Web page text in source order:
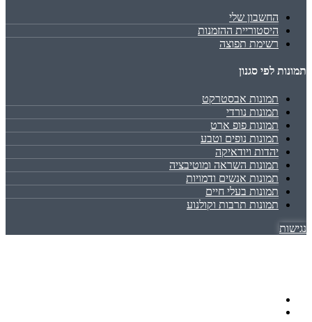
החשבון שלי
היסטוריית ההזמנות
רשימת תפוצה
תמונות לפי סגנון
תמונות אבסטרקט
תמונות נורדי
תמונות פופ ארט
תמונות נופים וטבע
יהדות ויודאיקה
תמונות השראה ומוטיבציה
תמונות אנשים ודמויות
תמונות בעלי חיים
תמונות תרבות וקולנוע
נגישות